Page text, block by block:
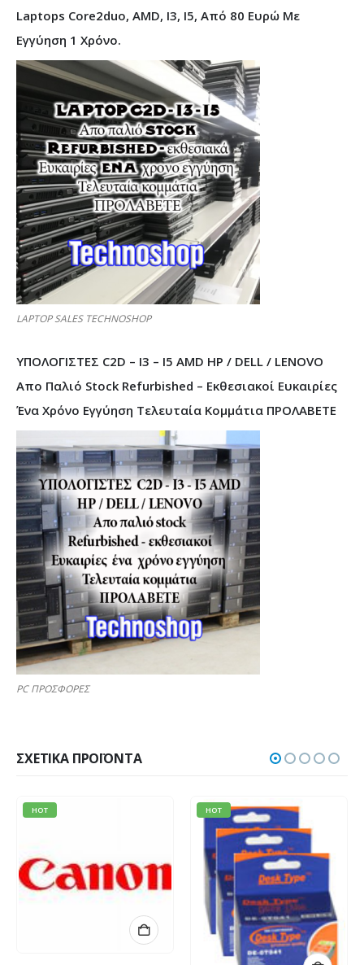
Laptops Core2duo, AMD, I3, I5, Από 80 Ευρώ Με
Εγγύηση 1 Χρόνο.
LAPTOP SALES TECHNOSHOP
ΥΠΟΛΟΓΙΣΤΕΣ C2D – I3 – I5 AMD HP / DELL / LENOVO
Απο Παλιό Stock Refurbished – Εκθεσιακοί Ευκαιρίες
Ένα Χρόνο Εγγύηση Τελευταία Κομμάτια ΠΡΟΛΑΒΕΤΕ
PC ΠΡΟΣΦΟΡΕΣ
ΣΧΕΤΙΚΆ ΠΡΟΪΌΝΤΑ
HOT HOT